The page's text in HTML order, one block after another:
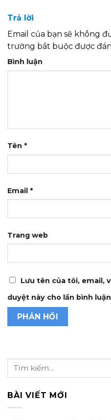
Trả lời
Email của bạn sẽ không
trường bắt buộc được
Bình luận
Tên *
Email *
Trang web
Lưu tên của tôi, email,
duyệt này cho lần bình
BÀI VIẾT MỚI